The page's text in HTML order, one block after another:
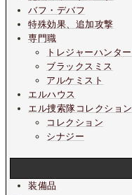
バフ・デバフ
特殊効果、追加攻撃
専門職
トレジャーハンター
ブラックスミス
アルケミスト
エルハウス
エル捜索隊コレクション
コレクション
シナジー
装備品